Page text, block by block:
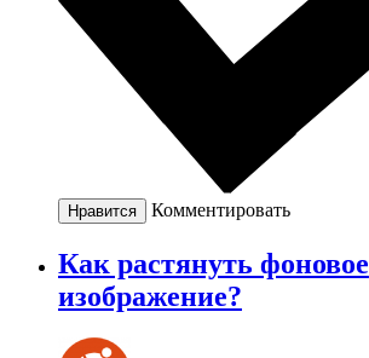
Нравится Комментировать
Как растянуть фоновое
изображение?